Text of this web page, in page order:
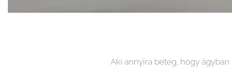
Aki annyira beteg, hogy